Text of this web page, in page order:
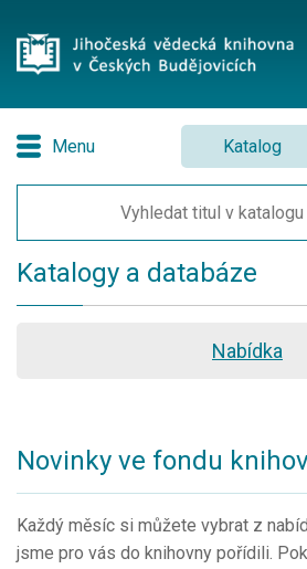
Menu Katalog
Katalogy a databáze
Nabídka
Novinky ve fondu
Každý měsíc si můžete vybrat z
jsme pro vás do knihovny pořídili.